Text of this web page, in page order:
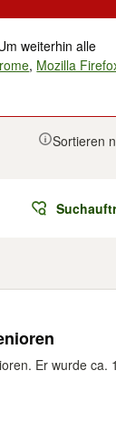
weiterhin alle
, Mozilla
Sortieren
Er wurde ca.